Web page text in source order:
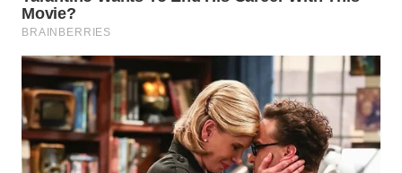
TEBING
TINGGI
WN
PAKPAK
WN
KARAWANG